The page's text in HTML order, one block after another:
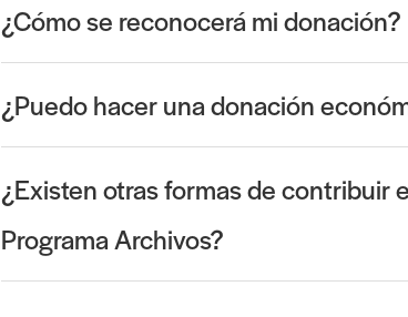
¿Cómo se reconocerá mi donación?
¿Puedo hacer una donación
¿Existen otras formas de contribuir
Programa Archivos?